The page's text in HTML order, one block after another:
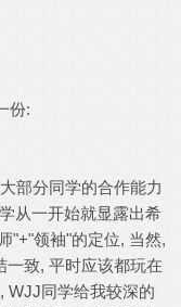
份:
部分同学的合作能力
从一开始就显露出希
"+"领袖"的定位, 当然,
一致, 平时应该都玩在
WJJ同学给我较深的